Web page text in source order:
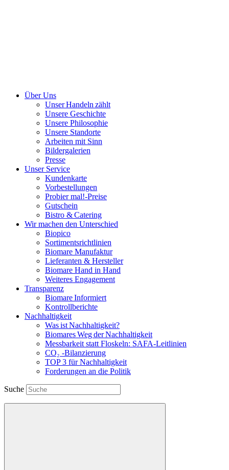
Über Uns
Unser Handeln zählt
Unsere Geschichte
Unsere Philosophie
Unsere Standorte
Arbeiten mit Sinn
Bildergalerien
Presse
Unser Service
Kundenkarte
Vorbestellungen
Probier mal!-Preise
Gutschein
Bistro & Catering
Wir machen den Unterschied
Biopico
Sortimentsrichtlinien
Biomare Manufaktur
Lieferanten & Hersteller
Biomare Hand in Hand
Weiteres Engagement
Transparenz
Biomare Informiert
Kontrollberichte
Nachhaltigkeit
Was ist Nachhaltigkeit?
Biomares Weg der Nachhaltigkeit
Messbarkeit statt Floskeln: SAFA-Leitlinien
CO₂ -Bilanzierung
TOP 3 für Nachhaltigkeit
Forderungen an die Politik
Suche